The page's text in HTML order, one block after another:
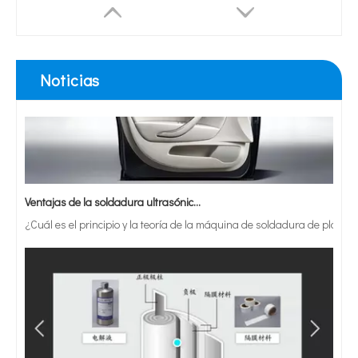
Máquina de mezcla de sonicador de homogeneizador ultrasónico de 1500W de laboratorio con enfriamiento del ventilador
Noticias
Ventajas de la soldadura ultrasónica de paneles de puertas de automóviles
¿Cuál es el principio y la teoría de la máquina de soldadura de